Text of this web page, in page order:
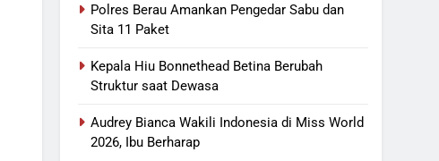
Polres Berau Amankan Pengedar Sabu dan
Sita 11 Paket
Kepala Hiu Bonnethead Betina Berubah
Struktur saat Dewasa
Audrey Bianca Wakili Indonesia di Miss World
2026, Ibu Berharap